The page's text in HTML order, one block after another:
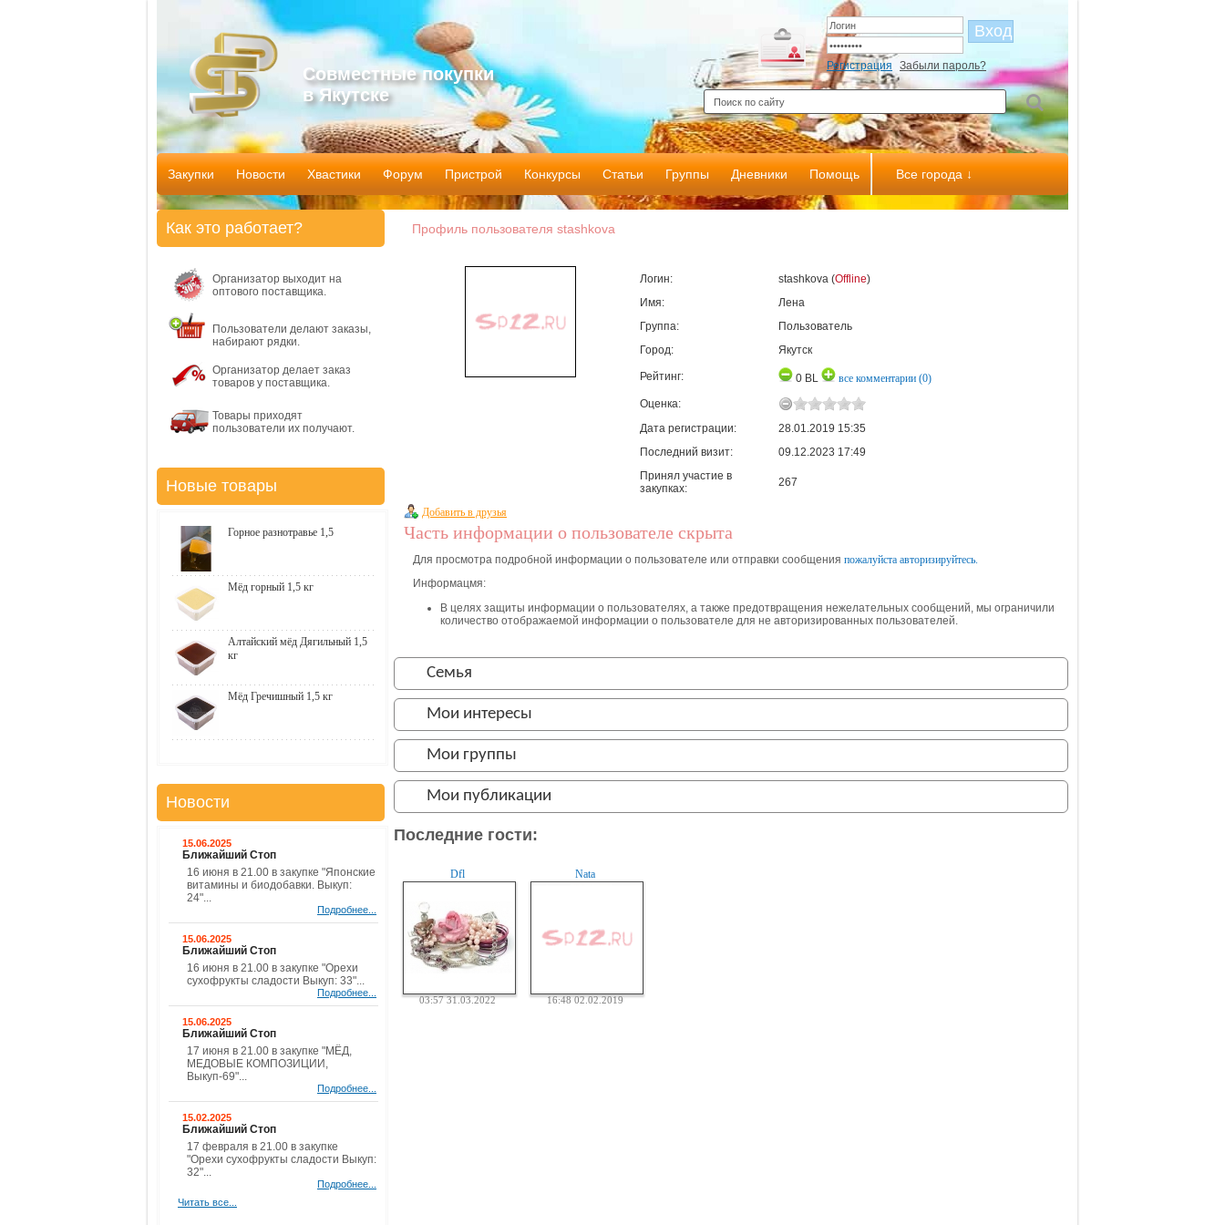
Совместные покупки
в Якутске
Регистрация Забыли пароль?
Закупки Новости Хвастики Форум Пристрой Конкурсы Статьи Группы Дневники Помощь Все города ↓
Профиль пользователя stashkova
Логин: stashkova (Offline)
Имя:
Лена
Группа:
Пользователь
Город:
Якутск
Рейтинг: 0 BL
все комментарии (0)
Оценка:
Дата регистрации:
28.01.2019 15:35
Последний визит:
09.12.2023 17:49
Принял участие в
закупках:
267
Добавить в друзья
Часть информации о пользователе скрыта
Для просмотра подробной информации о пользователе или отправки сообщения пожалуйста авторизируйтесь.
Информацмя:
В целях защиты информации о пользователях, а также предотвращения нежелательных сообщений, мы ограничили
количество отображаемой информации о пользователе для не авторизированных пользователей.
Семья
Мои интересы
Мои группы
Мои публикации
Последние гости:
Dfl
03:57 31.03.2022
Nata
16:48 02.02.2019
Как это работает?
Организатор выходит на
оптового поставщика.
Пользователи делают заказы,
набирают рядки.
Организатор делает заказ
товаров у поставщика.
Товары приходят
пользователи их получают.
Новые товары
Горное разнотравье 1,5
Мёд горный 1,5 кг
Алтайский мёд Дягильный 1,5
кг
Мёд Гречишный 1,5 кг
Новости
15.06.2025
Ближайший Стоп
16 июня в 21.00 в закупке "Японские
витамины и биодобавки. Выкуп:
24"...
Подробнее...
15.06.2025
Ближайший Стоп
16 июня в 21.00 в закупке "Орехи
сухофрукты сладости Выкуп: 33"...
Подробнее...
15.06.2025
Ближайший Стоп
17 июня в 21.00 в закупке "МЁД,
МЕДОВЫЕ КОМПОЗИЦИИ,
Выкуп-69"...
Подробнее...
15.02.2025
Ближайший Стоп
17 февраля в 21.00 в закупке
"Орехи сухофрукты сладости Выкуп:
32"...
Подробнее...
Читать все...